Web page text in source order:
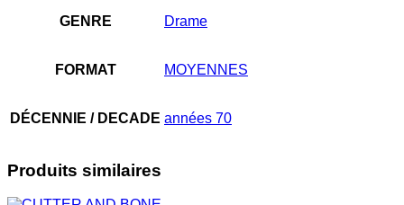
GENRE Drame
FORMAT MOYENNES
DÉCENNIE / DECADE années 70
Produits similaires